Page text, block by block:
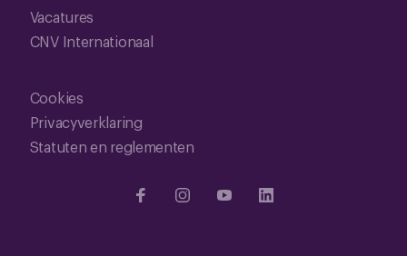
Vacatures
CNV Internationaal
Cookies
Privacyverklaring
Statuten en reglementen